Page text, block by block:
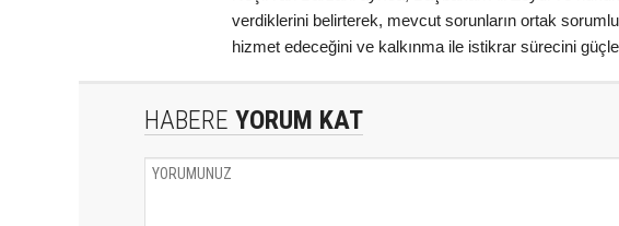
verdiklerini belirterek, mevcut sorunların ortak
hizmet edeceğini ve kalkınma ile istikrar sürecini
HABERE YORUM KAT